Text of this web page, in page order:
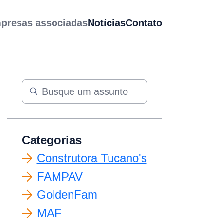
associadasNotíciasContato
Categorias
Construtora Tucano's
FAMPAV
GoldenFam
MAF